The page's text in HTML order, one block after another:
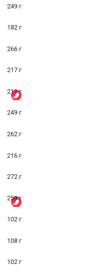
249 г
182 г
266 г
217 г
211 г
249 г
262 г
216 г
272 г
259 г
102 г
108 г
102 г